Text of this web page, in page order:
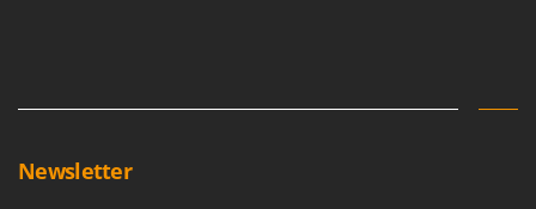
Nilfisk
Newsletter